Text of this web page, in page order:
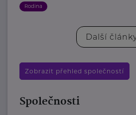
Rodina
Další
Zobrazit přehled společností
Společnosti